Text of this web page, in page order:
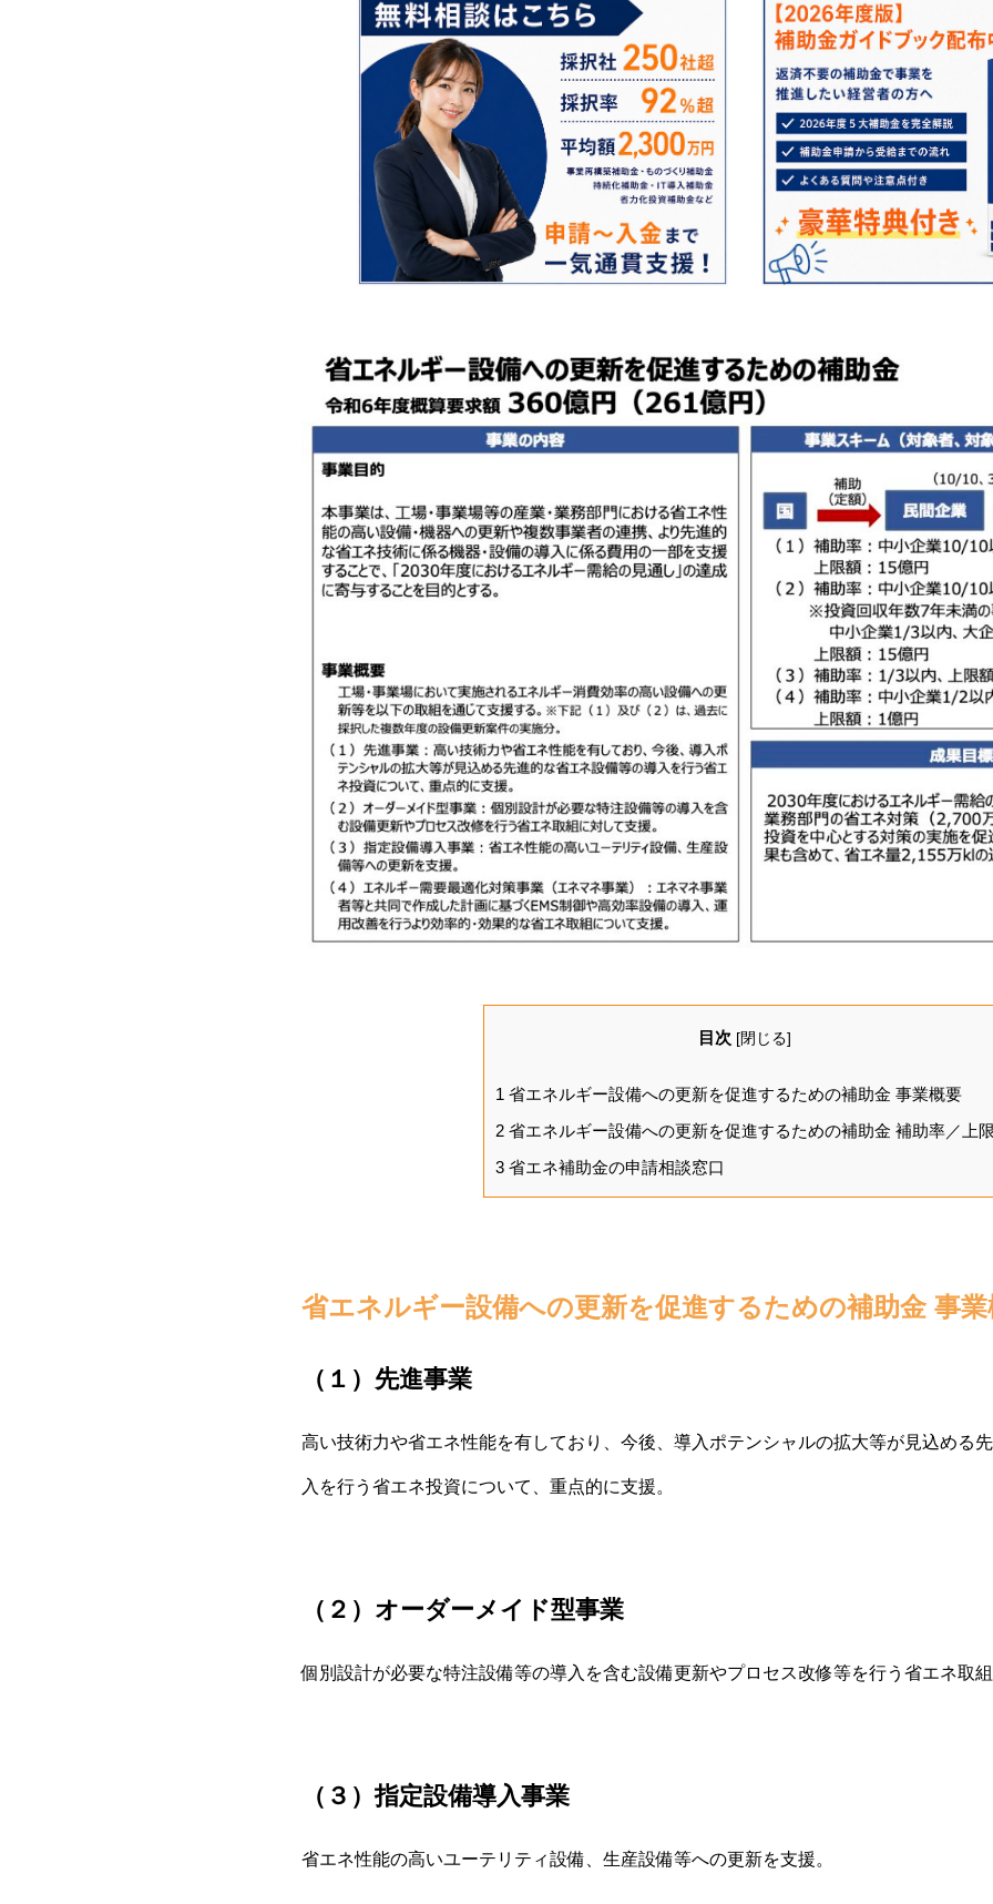
目次 [閉じる]
1 省エネルギー設備への更新を促進するための補助金 事業概要
2省エネルギー設備への更新を促進するための補助金 補助率／上
3省エネ補助金の申請相談窓口
省エネルギー設備への更新を促進するための補助金 事業
（１）先進事業
高い技術力や省エネ性能を有しており、今後、導入ポテンシャルの拡大等が見込める
入を行う省エネ投資について、重点的に支援。
（２）オーダーメイド型事業
個別設計が必要な特注設備等の導入を含む設備更新やプロセス改修等を行う省エネ取
（３）指定設備導入事業
省エネ性能の高いユーテリティ設備、生産設備等への更新を支援。